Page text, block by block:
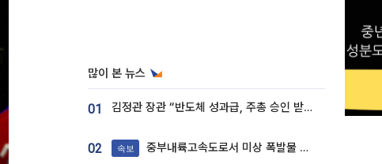
많이 본 뉴스
01 김정관 장관 “반도체 성과급, 주총 승인 받도록”…상법·자본시장법 개정 시사
02 속보 중부내륙고속도로서 미상 폭발물 발견